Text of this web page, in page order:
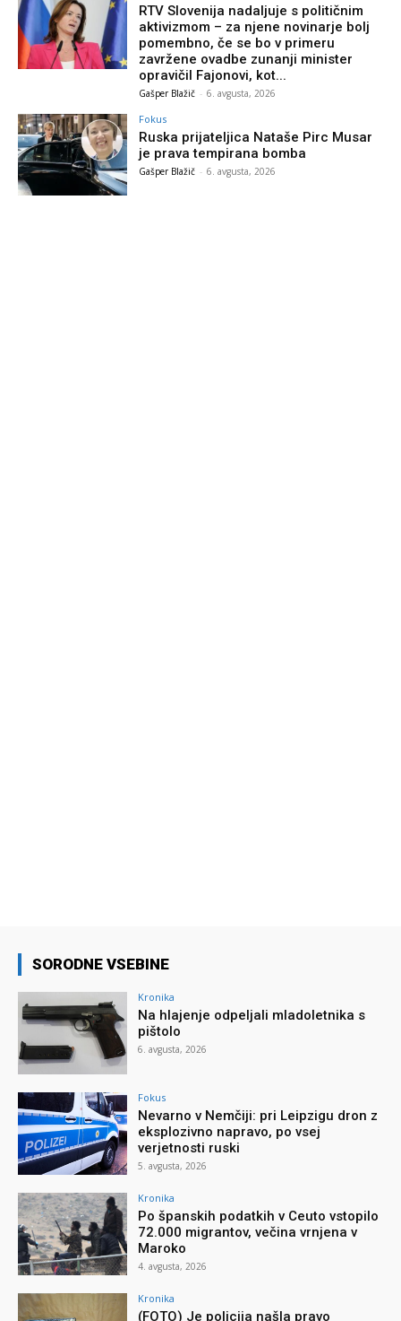
RTV Slovenija nadaljuje s političnim
aktivizmom – za njene novinarje bolj
pomembno, če se bo v primeru
zavržene ovadbe zunanji minister
opravičil Fajonovi, kot...
Gašper Blažič - 6. avgusta, 2026
Fokus
Ruska prijateljica Nataše Pirc Musar
je prava tempirana bomba
Gašper Blažič - 6. avgusta, 2026
SORODNE VSEBINE
Kronika
Na hlajenje odpeljali mladoletnika s
pištolo
6. avgusta, 2026
Fokus
Nevarno v Nemčiji: pri Leipzigu dron z
eksplozivno napravo, po vsej
verjetnosti ruski
5. avgusta, 2026
Kronika
Po španskih podatkih v Ceuto vstopilo
72.000 migrantov, večina vrnjena v
Maroko
4. avgusta, 2026
Kronika
(FOTO) Je policija našla pravo